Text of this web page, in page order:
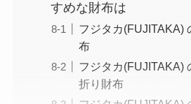
すめな財布は
フジタカ(FUJITAKA)
布
フジタカ(FUJITAKA)
折り財布